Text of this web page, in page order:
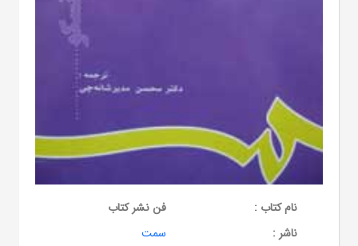
نام کتاب :
فن نشر کتاب
ناشر :
سمت